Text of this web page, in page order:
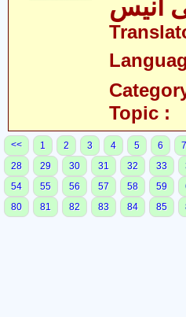
انیس
Topic :
<< 1 2 3 4 5 6 7
28
29 30 31 32 33
54
55 56 57 58 59
80
81 82 83 84 85